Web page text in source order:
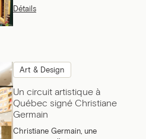
faire en couple.
Détails
Art & Design
Un circuit artistique à
Québec signé Christiane
Germain
Christiane Germain, une